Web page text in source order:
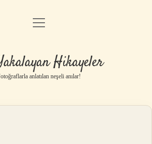
Anasayfa
Yasal Uyarı
menüyü
Hikayeler
anlatılan neşeli anılar!